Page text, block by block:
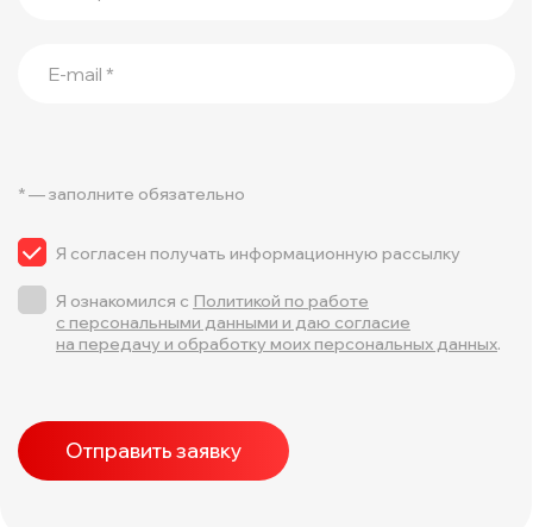
E-mail *
* — заполните обязательно
Я согласен получать информационную рассылку
Я ознакомился с Политикой по работе
с персональными данными и даю согласие
на передачу и обработку моих персональных данных.
Отправить заявку